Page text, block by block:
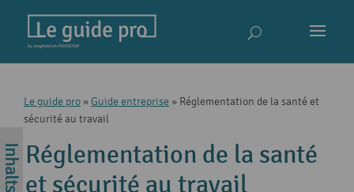
Le guide pro » Guide entreprise » Réglementation de la santé et
sécurité au travail
Réglementation de la santé
et sécurité au travail